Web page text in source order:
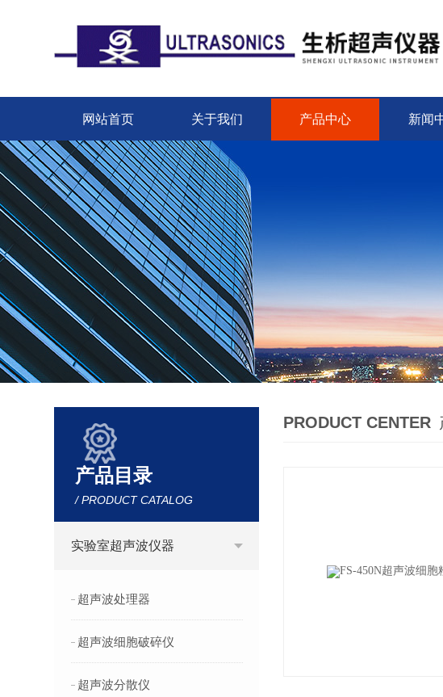
网站首页 关于我们 产品中心 新闻
产品目录
/ PRODUCT CATALOG
实验室超声波仪器
超声波处理器
超声波细胞破碎仪
超声波分散仪
PRODUCT CENTER